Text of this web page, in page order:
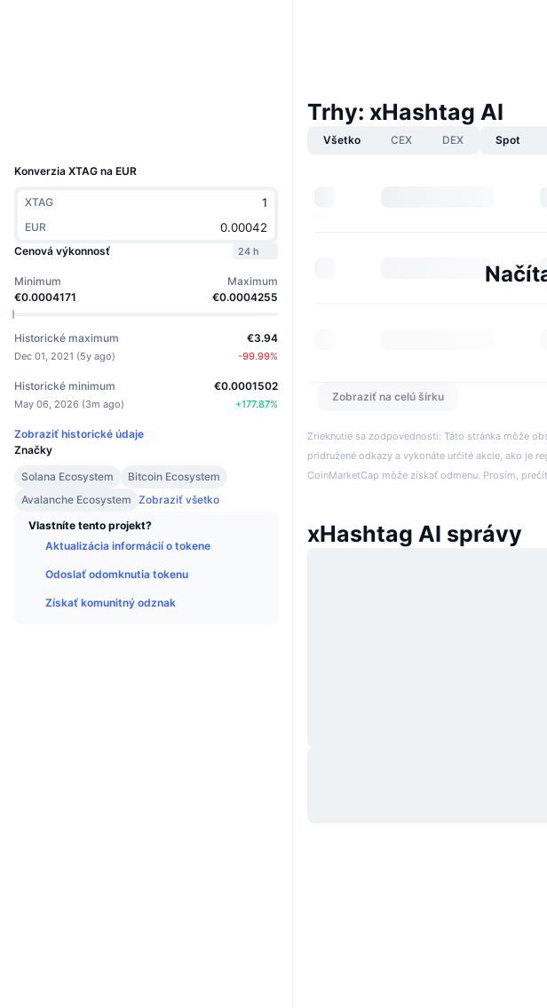
Konverzia XTAG na EUR
XTAG
EUR
Cenová výkonnosť
24 h
Minimum
€0.0004171
Maximum
€0.0004255
Historické maximum
Dec 01, 2021 (5y ago)
€3.94
-99.99%
Historické minimum
May 06, 2026 (3m ago)
€0.0001502
+177.87%
Zobraziť historické údaje
Značky
Solana Ecosystem
Bitcoin Ecosystem
Avalanche Ecosystem Zobraziť všetko
Vlastníte tento projekt?
Aktualizácia informácií o tokene
Odoslať odomknutia tokenu
Získať komunitný odznak
Trhy: xHashtag AI
Všetko CEX DEX Spot
Zobraziť na celú šírku
Zrieknutie sa zodpovednosti: Táto stránka môže
pridružené odkazy a vykonáte určité akcie, ako je
CoinMarketCap môže získať odmenu. Prosím,
xHashtag AI správy